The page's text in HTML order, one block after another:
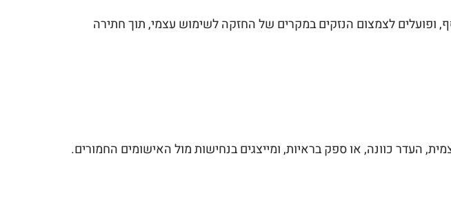
ופועלים לצמצום הנזקים במקרים של החזקה לשימוש עצמי, תוך חתירה
העדר כוונה, או ספק בראיות, ומייצגים בנחישות מול האישומים החמורים.